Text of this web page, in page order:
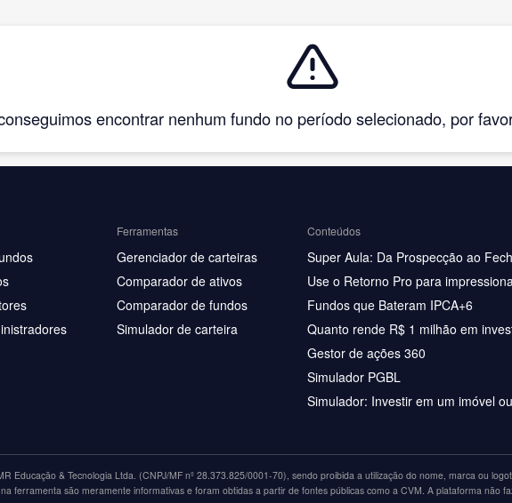
encontrar nenhum fundo no período selecionado, por
Ferramentas
Gerenciador de carteiras
Comparador de ativos
Comparador de fundos
Simulador de carteira
Conteúdos
Super Aula: Da Prospecção ao
Use o Retorno Pro para
Fundos que Bateram IPCA+6
Quanto rende R$ 1 milhão em
Gestor de ações 360
Simulador PGBL
Simulador: Investir em um imóvel
Educação & Tecnologia Ltda. (CNPJ/MF nº 28.373.825/0001-70), sendo proibida a utilização do nome, marca ou
ferramenta são meramente informativas e foram obtidas a partir de fontes públicas como a CVM. A plataforma não